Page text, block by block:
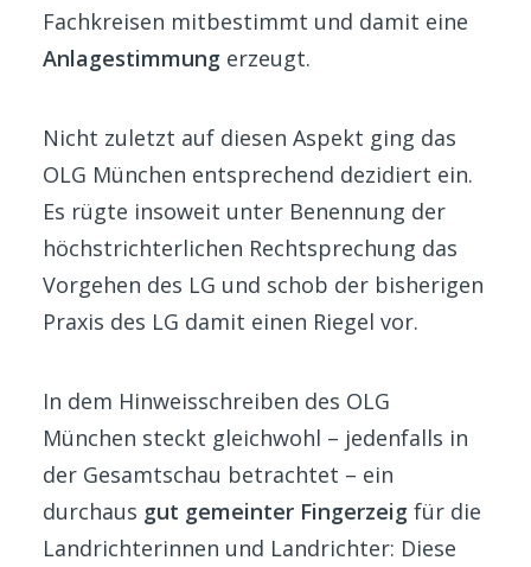
Fachkreisen mitbestimmt und damit eine
Anlagestimmung erzeugt.
Nicht zuletzt auf diesen Aspekt ging das
OLG München entsprechend dezidiert ein.
Es rügte insoweit unter Benennung der
höchstrichterlichen Rechtsprechung das
Vorgehen des LG und schob der bisherigen
Praxis des LG damit einen Riegel vor.
In dem Hinweisschreiben des OLG
München steckt gleichwohl – jedenfalls in
der Gesamtschau betrachtet – ein
durchaus gut gemeinter Fingerzeig für die
Landrichterinnen und Landrichter: Diese